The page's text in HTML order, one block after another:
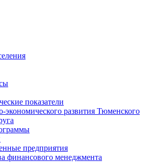
показатели
экономического развития Тюменского
предприятия
финансового менеджмента